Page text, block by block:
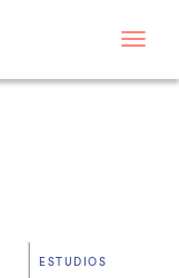
ESTUDIOS